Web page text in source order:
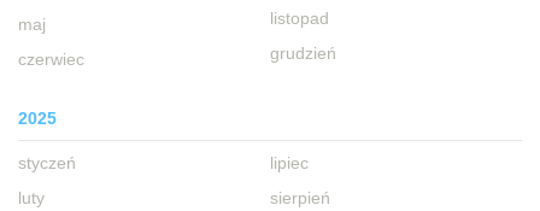
maj
czerwiec
listopad
grudzień
2025
styczeń
luty
lipiec
sierpień